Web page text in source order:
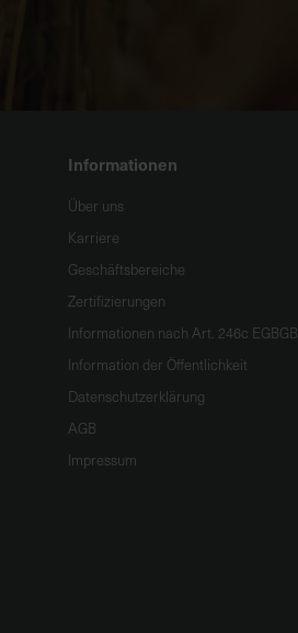
Informationen
Über uns
Karriere
Geschäftsbereiche
Zertifizierungen
Informationen nach Art. 246c EGBGB
Information der Öffentlichkeit
Datenschutzerklärung
AGB
Impressum